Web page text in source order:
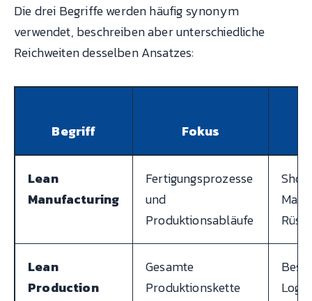
Die drei Begriffe werden häufig synonym
verwendet, beschreiben aber unterschiedliche
Reichweiten desselben Ansatzes:
Begriff Fokus
Lean
Manufacturing
Fertigungsprozesse
und
Produktionsabläufe
Lean
Production
Gesamte
Produktionskette